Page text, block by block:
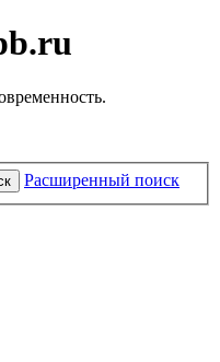
Расширенный поиск